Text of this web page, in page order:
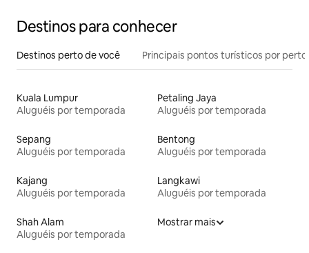
Destinos para conhecer
Destinos perto de você Principais pontos turísticos por perto
Kuala Lumpur
Aluguéis por temporada
Petaling Jaya
Aluguéis por temporada
Sepang
Aluguéis por temporada
Bentong
Aluguéis por temporada
Kajang
Aluguéis por temporada
Langkawi
Aluguéis por temporada
Shah Alam
Aluguéis por temporada
Mostrar mais